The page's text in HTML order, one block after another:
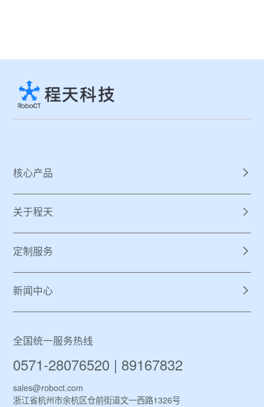
核心产品
关于程天
定制服务
新闻中心
全国统一服务热线
0571-28076520 | 89167832
sales@roboct.com
浙江省杭州市余杭区仓前街道文一西路1326号